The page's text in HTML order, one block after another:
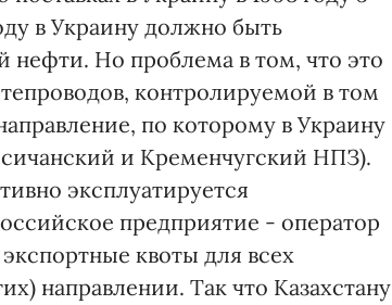
в Украину должно быть
нефти. Но проблема в том, что это
контролируемой в том
по которому в Украину
и Кременчугский НПЗ).
эксплуатируется
предприятие - оператор
квоты для всех
направлении. Так что Казахстану